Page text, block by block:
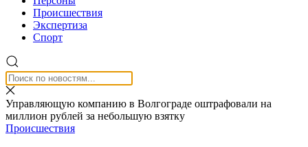
Происшествия
Экспертиза
Спорт
Управляющую компанию в Волгограде оштрафовали на
миллион рублей за небольшую взятку
Происшествия